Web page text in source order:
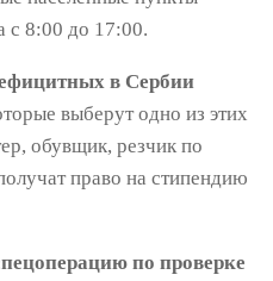
с 8:00 до 17:00.
в Сербии
выберут одно из этих
обувщик, резчик по
право на стипендию
по проверке